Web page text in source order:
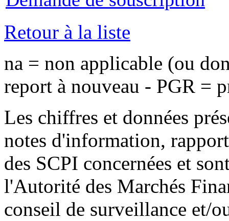
Retour à la liste
na = non applicable (ou
report à nouveau - PGR =
Les chiffres et données
notes d'information,
des SCPI concernées et
l'Autorité des Marchés
conseil de surveillance et/